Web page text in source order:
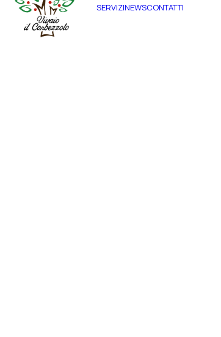
SERVIZINEWSCONTATTI